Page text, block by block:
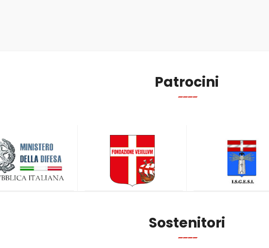
Patrocini
Sostenitori